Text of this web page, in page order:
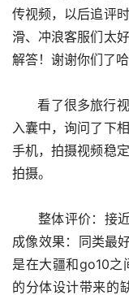
传视频，以后追评
滑、冲浪客服们太
解答！谢谢你们了哈
      看了很多旅行视频，早就种草gopro。这次趁着活动收
入囊中，询问了下
手机，拍摄视频稳
拍摄。
成像效果：同类最
是在大疆和go10之
的分体设计带来的